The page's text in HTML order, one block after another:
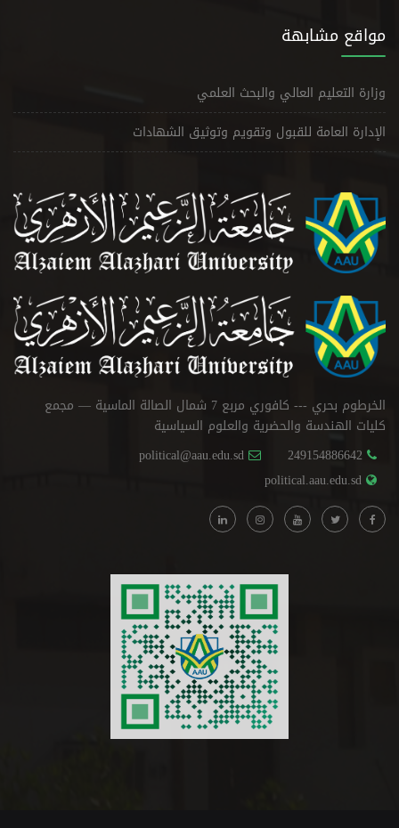
مواقع مشابهة
وزارة التعليم العالي والبحث العلمي
الإدارة العامة للقبول وتقويم وتوثيق الشهادات
الخرطوم بحري --- كافوري مربع 7 شمال الصالة الماسية — مجمع
كليات الهندسة والحضرية والعلوم السياسية
249154886642
political@aau.edu.sd
political.aau.edu.sd